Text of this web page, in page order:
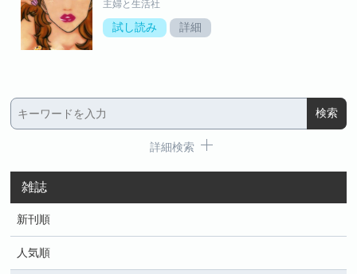
主婦と生活社
試し読み 詳細
詳細検索
雑誌
新刊順
人気順